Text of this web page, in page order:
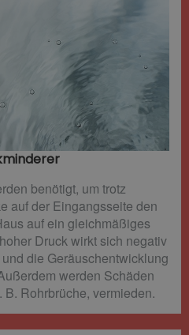
benötigt, um trotz
auf der Eingangsseite den
auf ein gleichmäßiges
Druck wirkt sich negativ
die Geräuschentwicklung
werden Schäden
Rohrbrüche, vermieden.